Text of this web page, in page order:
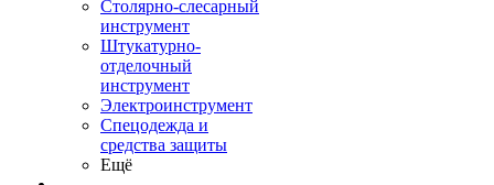
Столярно-слесарный
инструмент
Штукатурно-
отделочный
инструмент
Электроинструмент
Спецодежда и
средства защиты
Ещё